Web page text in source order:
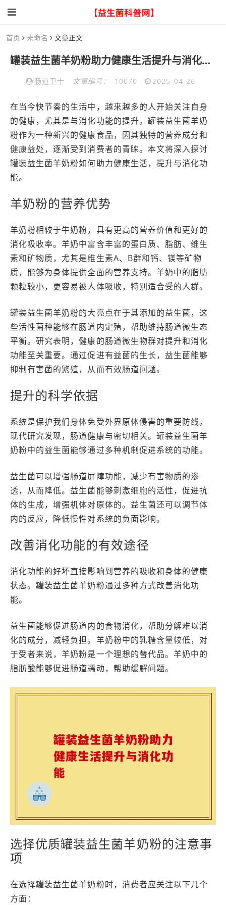
首页 未命名 文章正文
罐装益生菌羊奶粉助力健康生活提升与消化功能
肠道卫士 文章编号： -10070 2025-04-26
在当今快节奏的生活中，越来越多的人开始关注自身
的健康，尤其是与消化功能的提升。罐装益生菌羊奶
粉作为一种新兴的健康食品，因其独特的营养成分和
健康益处，逐渐受到消费者的青睐。本文将深入探讨
罐装益生菌羊奶粉如何助力健康生活，提升与消化功
能。
羊奶粉的营养优势
羊奶粉相较于牛奶粉，具有更高的营养价值和更好的
消化吸收率。羊奶中富含丰富的蛋白质、脂肪、维生
素和矿物质，尤其是维生素A、B群和钙、镁等矿物
质，能够为身体提供全面的营养支持。羊奶中的脂肪
颗粒较小，更容易被人体吸收，特别适合受的人群。
罐装益生菌羊奶粉的大亮点在于其添加的益生菌，这
些活性菌种能够在肠道内定殖，帮助维持肠道微生态
平衡。研究表明，健康的肠道微生物群对提升和消化
功能至关重要。通过促进有益菌的生长，益生菌能够
抑制有害菌的繁殖，从而有效肠道问题。
提升的科学依据
系统是保护我们身体免受外界原体侵害的重要防线。
现代研究发现，肠道健康与密切相关。罐装益生菌羊
奶粉中的益生菌能够通过多种机制促进系统的功能。
益生菌可以增强肠道屏障功能，减少有害物质的渗
透，从而降低。益生菌能够刺激细胞的活性，促进抗
体的生成，增强机体对原体的。益生菌还可以调节体
内的反应，降低慢性对系统的负面影响。
改善消化功能的有效途径
消化功能的好坏直接影响到营养的吸收和身体的健康
状态。罐装益生菌羊奶粉通过多种方式改善消化功
能。
益生菌能够促进肠道内的食物消化，帮助分解难以消
化的成分，减轻负担。羊奶粉中的乳糖含量较低，对
于受者来说，羊奶粉是一个理想的替代品。羊奶中的
脂肪酸能够促进肠道蠕动，帮助缓解问题。
选择优质罐装益生菌羊奶粉的注意事
项
在选择罐装益生菌羊奶粉时，消费者应关注以下几个
方面：